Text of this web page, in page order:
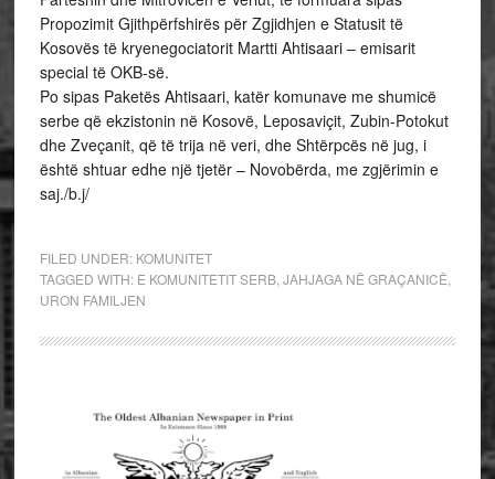
Propozimit Gjithpërfshirës për Zgjidhjen e Statusit të
Kosovës të kryenegociatorit Martti Ahtisaari – emisarit
special të OKB-së.
Po sipas Paketës Ahtisaari, katër komunave me shumicë
serbe që ekzistonin në Kosovë, Leposaviçit, Zubin-Potokut
dhe Zveçanit, që të trija në veri, dhe Shtërpcës në jug, i
është shtuar edhe një tjetër – Novobërda, me zgjërimin e
saj./b.j/
FILED UNDER: KOMUNITET
TAGGED WITH: E KOMUNITETIT SERB, JAHJAGA NË GRAÇANICË
URON FAMILJEN